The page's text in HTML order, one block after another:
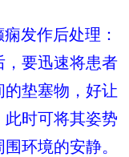
发作后处理：
，要迅速将患者
垫塞物，好让
此时可将其姿势
环境的安静。